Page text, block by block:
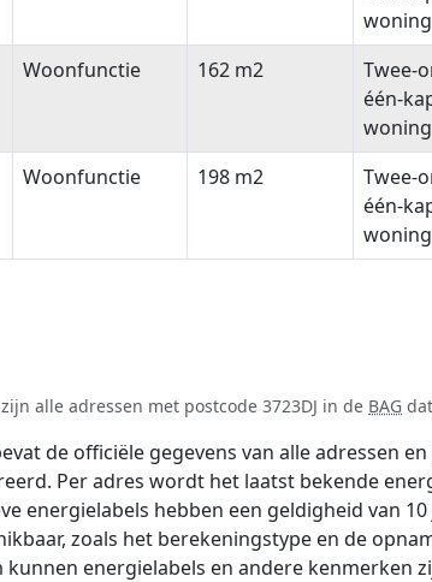
woning
Woonfunctie 162 m2
Twee-
één-
woning
Woonfunctie 198 m2
Twee-
één-
woning
alle adressen met postcode 3723DJ in de BAG
de officiële gegevens van alle adressen
Per adres wordt het laatst bekende
energielabels hebben een geldigheid van
zoals het berekeningstype en de
energielabels en andere kenmerken